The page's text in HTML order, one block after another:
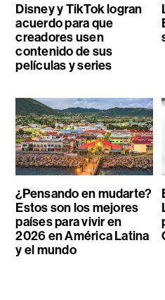
Disney y TikTok logran
acuerdo para que
creadores usen
contenido de sus
películas y series
¿Pensando en mudarte?
Estos son los mejores
países para vivir en
2026 en América Latina
y el mundo